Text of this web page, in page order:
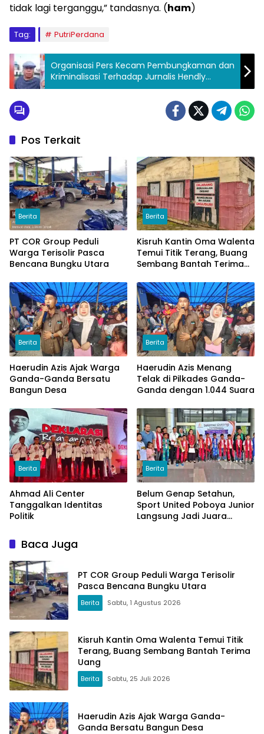
tidak lagi terganggu,” tandasnya. (ham)
Tag: PutriPerdana
Organisasi Pers Kecam Pembungkaman dan
Kriminalisasi Terhadap Jurnalis Hendly
Mangkali
Pos Terkait
Berita
PT COR Group Peduli
Warga Terisolir Pasca
Bencana Bungku Utara
Berita
Kisruh Kantin Oma Walenta
Temui Titik Terang, Buang
Sembang Bantah Terima
Berita
Haerudin Azis Ajak Warga
Ganda-Ganda Bersatu
Bangun Desa
Berita
Haerudin Azis Menang
Telak di Pilkades Ganda-
Ganda dengan 1.044 Suara
Berita
Ahmad Ali Center
Tanggalkan Identitas
Politik
Berita
Belum Genap Setahun,
Sport United Poboya Junior
Langsung Jadi Juara
Baca Juga
PT COR Group Peduli Warga Terisolir
Pasca Bencana Bungku Utara
Berita Sabtu, 1 Agustus 2026
Kisruh Kantin Oma Walenta Temui Titik
Terang, Buang Sembang Bantah Terima
Uang
Berita Sabtu, 25 Juli 2026
Haerudin Azis Ajak Warga Ganda-
Ganda Bersatu Bangun Desa